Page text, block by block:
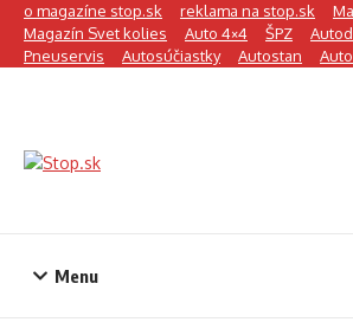
Preskočiť na obsah
o magazíne stop.sk reklama na stop.sk
Magazín Svet kolies
Auto 4×4 ŠPZ
Pneuservis
Autosúčiastky Autostan
Menu